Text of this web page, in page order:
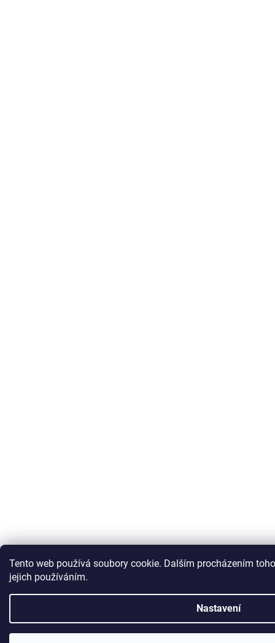
Tento web používá soubory cookie. Dalším procházením
jejich používáním.
Nastavení